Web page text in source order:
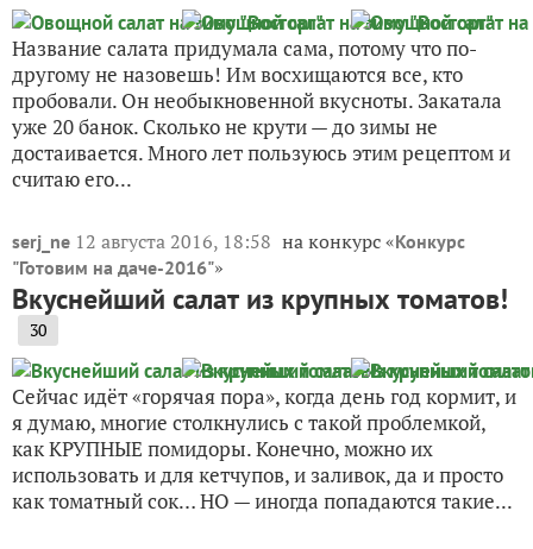
Название салата придумала сама, потому что по-
другому не назовешь! Им восхищаются все, кто
пробовали. Он необыкновенной вкусноты. Закатала
уже 20 банок. Сколько не крути — до зимы не
достаивается. Много лет пользуюсь этим рецептом и
считаю его...
serj_ne 12 августа 2016, 18:58 на конкурс «Конкурс
"Готовим на даче-2016"»
Вкуснейший салат из крупных томатов!
30
Сейчас идёт «горячая пора», когда день год кормит, и
я думаю, многие столкнулись с такой проблемкой,
как КРУПНЫЕ помидоры. Конечно, можно их
использовать и для кетчупов, и заливок, да и просто
как томатный сок… НО — иногда попадаются такие...